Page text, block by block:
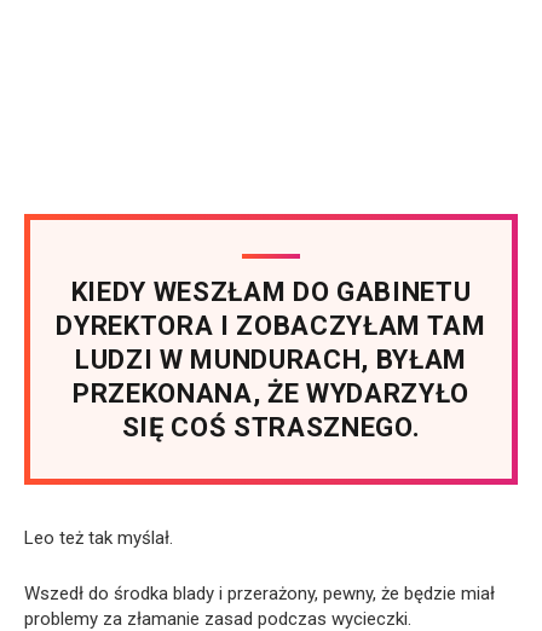
KIEDY WESZŁAM DO GABINETU
DYREKTORA I ZOBACZYŁAM TAM
LUDZI W MUNDURACH, BYŁAM
PRZEKONANA, ŻE WYDARZYŁO
SIĘ COŚ STRASZNEGO.
Leo też tak myślał.
Wszedł do środka blady i przerażony, pewny, że będzie miał
problemy za złamanie zasad podczas wycieczki.